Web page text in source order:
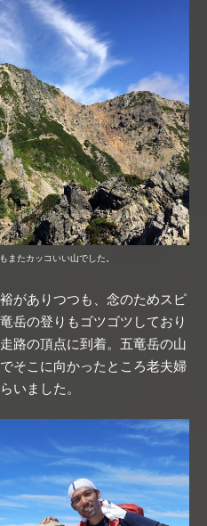
またカッコいい山でした。
がありつつも、念のためスピ
岳の登りもゴツゴツしており
路の頂点に到着。五竜岳の山
そこに向かったところ老夫婦
いました。